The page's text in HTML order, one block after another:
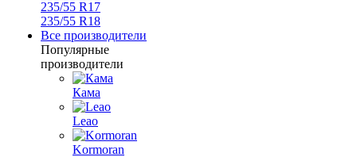
235/55 R17
235/55 R18
Все производители
Популярные
производители
Кама
Leao
Kormoran